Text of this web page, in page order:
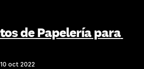
de Papelería para
10 oct 2022